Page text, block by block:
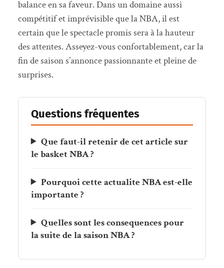
balance en sa faveur. Dans un domaine aussi
compétitif et imprévisible que la NBA, il est
certain que le spectacle promis sera à la hauteur
des attentes. Asseyez-vous confortablement, car la
fin de saison s’annonce passionnante et pleine de
surprises.
Questions fréquentes
Que faut-il retenir de cet article sur
le basket NBA ?
Pourquoi cette actualite NBA est-elle
importante ?
Quelles sont les consequences pour
la suite de la saison NBA ?